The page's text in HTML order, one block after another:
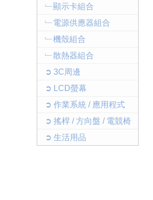
﹂顯示卡組合
﹂電源供應器組合
﹂機殼組合
﹂散熱器組合
➲ 3C周邊
➲ LCD螢幕
➲ 作業系統 / 應用程式
➲ 搖桿 / 方向盤 / 電競椅
➲ 生活用品